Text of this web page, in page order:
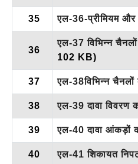
35 एल-36-प्रीमियम
36
एल-37 विभिन्न
102 KB)
37 एल-38विभिन्न चैनलों
38 एल-39 दावा
39 एल-40 दावा आंकड़ों
40 एल-41 शिकायत